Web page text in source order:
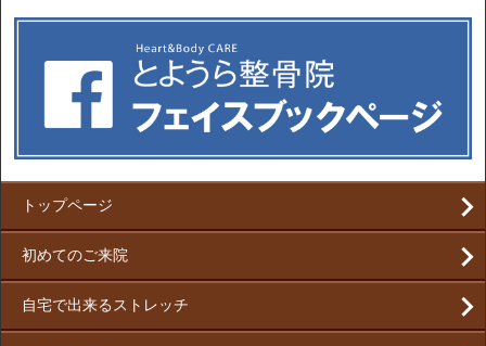
トップページ
初めてのご来院
自宅で出来るストレッチ